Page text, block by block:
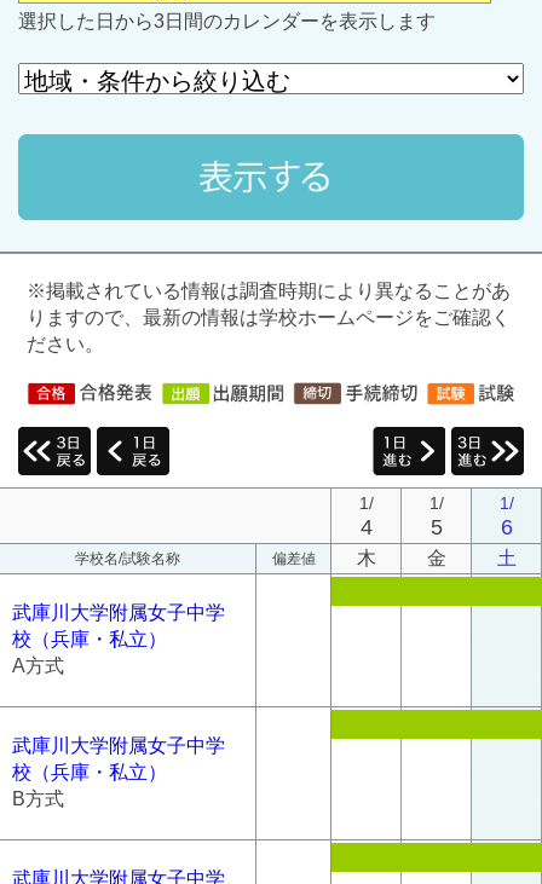
最近見た学校
学校閲覧履歴はありません
ブックマークした学校
ブックマークした学校はありません
選択した日から3日間のカレンダーを表示します
※掲載されている情報は調査時期により異なることがあ
りますので、最新の情報は学校ホームページをご確認く
ださい。
1/
4
1/
5
1/
6
学校名/試験名称 偏差値 木 金 土
武庫川大学附属女子中学
校（兵庫・私立）
A方式
武庫川大学附属女子中学
校（兵庫・私立）
B方式
武庫川大学附属女子中学